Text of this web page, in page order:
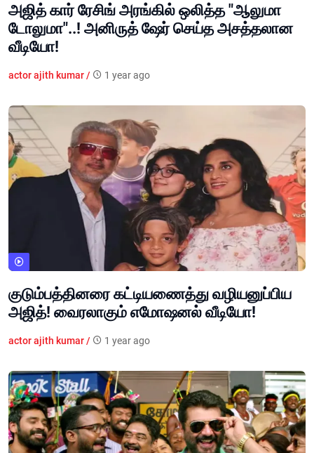
அஜித் கார் ரேசிங் அரங்கில் ஒலித்த "ஆலுமா
டோலுமா"..! அனிருத் ஷேர் செய்த அசத்தலான
வீடியோ!
actor ajith kumar / 1 year ago
குடும்பத்தினரை கட்டியணைத்து வழியனுப்பிய
அஜித்! வைரலாகும் எமோஷனல் வீடியோ!
actor ajith kumar / 1 year ago